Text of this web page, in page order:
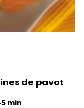
de pavot
min